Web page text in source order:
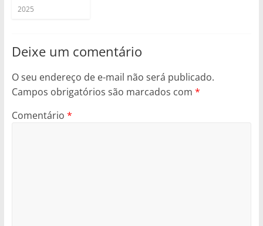
2025
Deixe um comentário
O seu endereço de e-mail não será publicado.
Campos obrigatórios são marcados com *
Comentário *